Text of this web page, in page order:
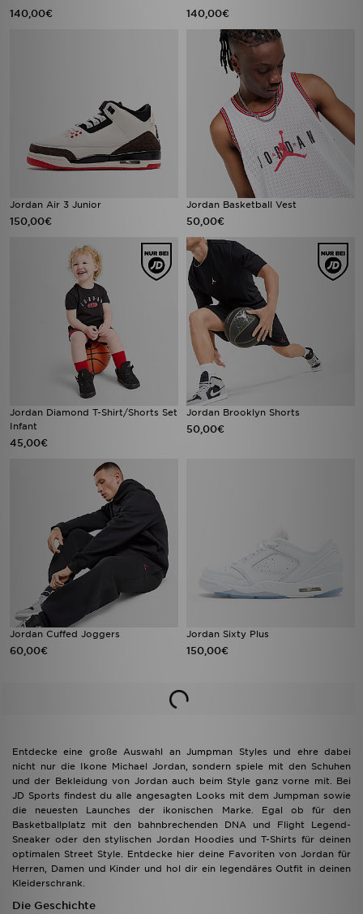
140,00€ 140,00€
Jordan Air 3 Junior
150,00€
Jordan Basketball Vest
50,00€
Jordan Diamond T-Shirt/Shorts Set
Infant
45,00€
Jordan Brooklyn Shorts
50,00€
Jordan Cuffed Joggers
60,00€
Jordan Sixty Plus
150,00€
Entdecke eine große Auswahl an Jumpman Styles und ehre dabei
nicht nur die Ikone Michael Jordan, sondern spiele mit den Schuhen
und der Bekleidung von Jordan auch beim Style ganz vorne mit. Bei
JD Sports findest du alle angesagten Looks mit dem Jumpman sowie
die neuesten Launches der ikonischen Marke. Egal ob für den
Basketballplatz mit den bahnbrechenden DNA und Flight Legend-
Sneaker oder den stylischen Jordan Hoodies und T-Shirts für deinen
optimalen Street Style. Entdecke hier deine Favoriten von Jordan für
Herren, Damen und Kinder und hol dir ein legendäres Outfit in deinen
Kleiderschrank.
Die Geschichte